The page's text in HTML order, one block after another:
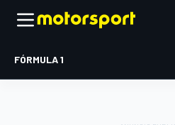
FÓRMULA 1